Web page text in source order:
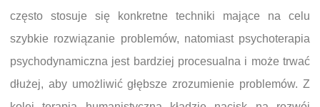
często stosuje się konkretne techniki mające na celu
szybkie rozwiązanie problemów, natomiast psychoterapia
psychodynamiczna jest bardziej procesualna i może trwać
dłużej, aby umożliwić głębsze zrozumienie problemów. Z